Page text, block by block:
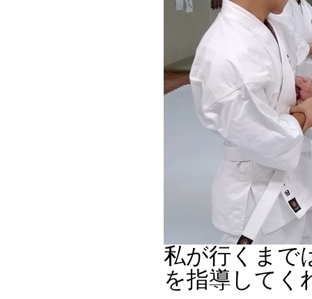
私が行くまで
を指導してく